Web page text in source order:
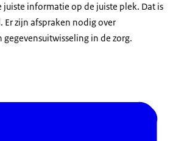
juiste informatie op de juiste plek. Dat is
Er zijn afspraken nodig over
in de zorg.